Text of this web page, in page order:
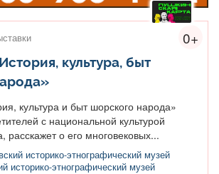
0+
культура, быт
культура и быт шорского народа»
с национальной культурой
расскажет о его многовековых...
историко-этнографический музей
историко-этнографический музей